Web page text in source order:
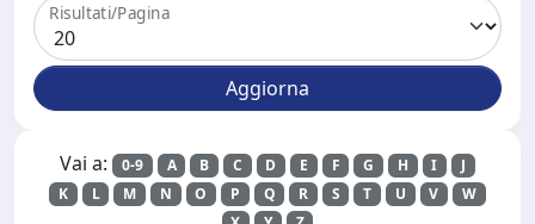
Risultati/Pagina
Vai a: 0-9 A B C D E F G H I
J
K
L M N O P Q R S T U V
W